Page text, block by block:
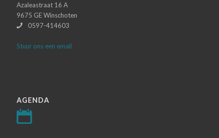
Azaleastraat 16 A
9675 GE Winschoten
0597-414603
Stuur ons een email
AGENDA